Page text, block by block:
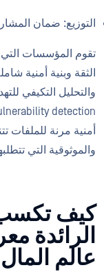
التوزيع: ضمان
تقوم المؤسسات
الثقة وبنية أمنية
والتحليل التكيفي
أمنية مرنة للملفات
والموثوقية التي
كيف تكسب
الرائدة
عالم